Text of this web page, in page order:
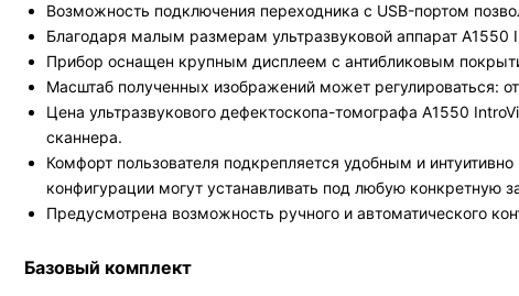
Возможность подключения переходника с USB-портом
Благодаря малым размерам ультразвуковой аппарат А1550
Прибор оснащен крупным дисплеем с антибликовым
Масштаб полученных изображений может регулироваться:
Цена ультразвукового дефектоскопа-томографа А1550
сканнера.
Комфорт пользователя подкрепляется удобным и
конфигурации могут устанавливать под любую конкретную
Предусмотрена возможность ручного и автоматического
Базовый комплект